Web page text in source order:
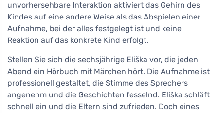
unvorhersehbare Interaktion aktiviert das Gehirn des
Kindes auf eine andere Weise als das Abspielen einer
Aufnahme, bei der alles festgelegt ist und keine
Reaktion auf das konkrete Kind erfolgt.
Stellen Sie sich die sechsjährige Eliška vor, die jeden
Abend ein Hörbuch mit Märchen hört. Die Aufnahme ist
professionell gestaltet, die Stimme des Sprechers
angenehm und die Geschichten fesselnd. Eliška schläft
schnell ein und die Eltern sind zufrieden. Doch eines